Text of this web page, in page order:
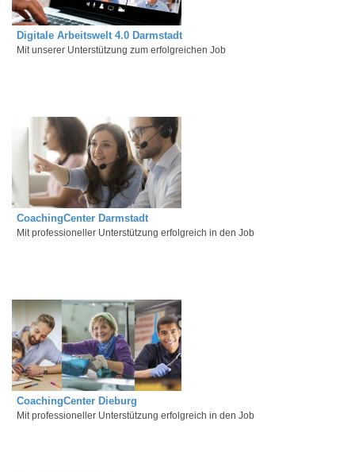
Digitale Arbeitswelt 4.0 Darmstadt
Mit unserer Unterstützung zum erfolgreichen Job
CoachingCenter Darmstadt
Mit professioneller Unterstützung erfolgreich in den Job
CoachingCenter Dieburg
Mit professioneller Unterstützung erfolgreich in den Job